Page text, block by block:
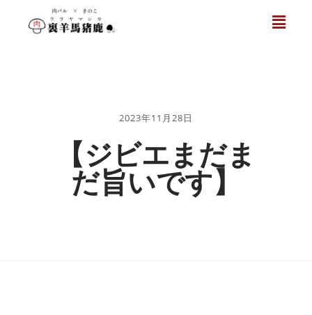
2023年11月28日
【ジビエまだま
だ旨いです】